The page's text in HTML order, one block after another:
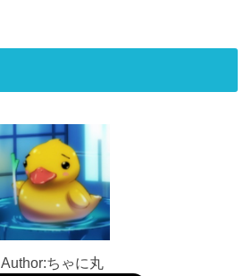
Author:ちゃに丸